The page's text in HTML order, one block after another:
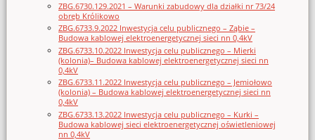
ZBG.6730.129.2021 – Warunki zabudowy dla działki nr 73/24
obręb Królikowo
ZBG.6733.9.2022 Inwestycja celu publicznego – Ząbie –
Budowa kablowej elektroenergetycznej sieci nn 0,4kV
ZBG.6733.10.2022 Inwestycja celu publicznego – Mierki
(kolonia)– Budowa kablowej elektroenergetycznej sieci nn
0,4kV
ZBG.6733.11.2022 Inwestycja celu publicznego – Jemiołowo
(kolonia) – Budowa kablowej elektroenergetycznej sieci nn
0,4kV
ZBG.6733.13.2022 Inwestycja celu publicznego – Kurki –
Budowa kablowej sieci elektroenergetycznej oświetleniowej
nn 0,4kV